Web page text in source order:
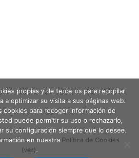
propias y de terceros para recopilar
a optimizar su visita a sus páginas web.
cookies para recoger información de
puede permitir su uso o rechazarlo,
su configuración siempre que lo desee.
en nuestra Política de Cookies
(ver).